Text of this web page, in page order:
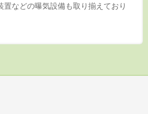
置などの曝気設備も取り揃えており